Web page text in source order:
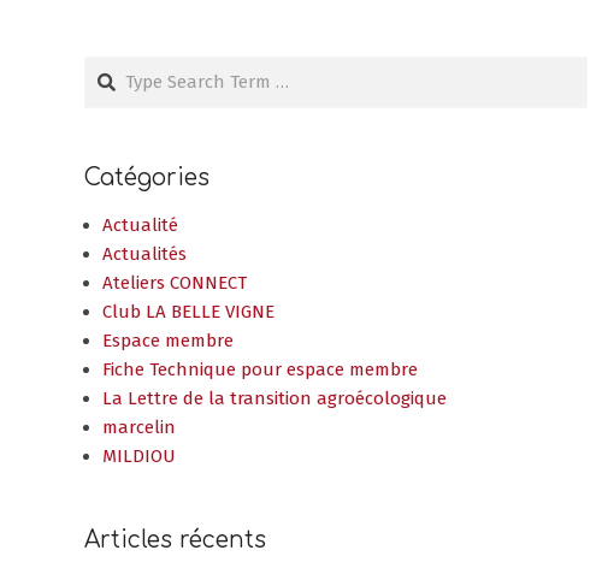
Search
Catégories
Actualité
Actualités
Ateliers CONNECT
Club LA BELLE VIGNE
Espace membre
Fiche Technique pour espace membre
La Lettre de la transition agroécologique
marcelin
MILDIOU
Articles récents